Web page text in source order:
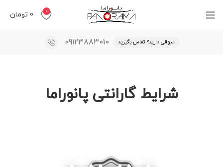
0
0 تومان
سوالی دارید؟ تماس بگیرید 09123883010
شرایط گارانتی پانوراما